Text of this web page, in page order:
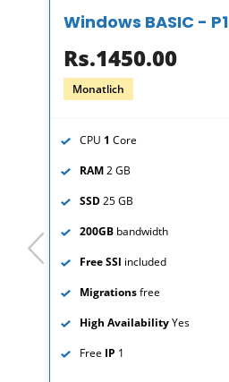
Windows BASIC - P1
Rs.1450.00
Monatlich
CPU 1 Core
RAM2 GB
SSD25 GB
200GB bandwidth
Free SSl included
Migrationsfree
High AvailabilityYes
Free IP 1
prev